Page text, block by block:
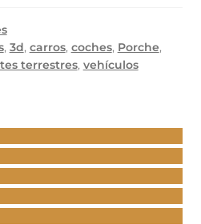
, 3d, carros, coches, Porche,
terrestres, vehículos